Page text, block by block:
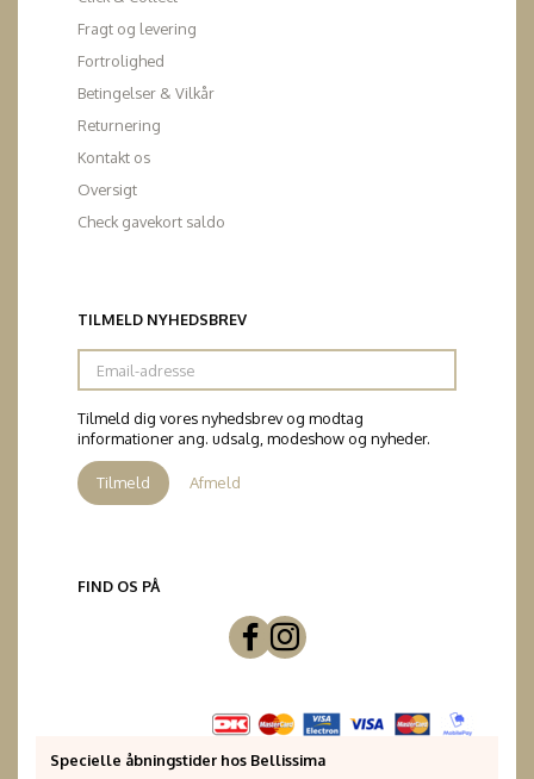
Fragt og levering
Fortrolighed
Betingelser & Vilkår
Returnering
Kontakt os
Oversigt
Check gavekort saldo
TILMELD NYHEDSBREV
Email-
adresse
Tilmeld dig vores nyhedsbrev og modtag
informationer ang. udsalg, modeshow og nyheder.
Tilmeld Afmeld
FIND OS PÅ
Specielle åbningstider hos Bellissima